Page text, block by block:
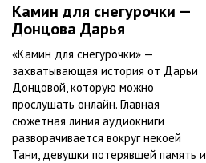
Камин для снегурочки —
Донцова Дарья
«Камин для снегурочки» —
захватывающая история от Дарьи
Донцовой, которую можно
прослушать онлайн. Главная
сюжетная линия аудиокниги
разворачивается вокруг некоей
Тани, девушки потерявшей память и